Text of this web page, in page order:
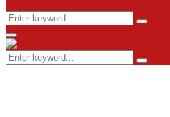
Search
for:
Search
Primary
Menu
Search
for:
Search